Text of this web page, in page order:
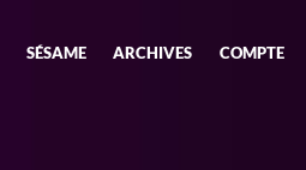
SÉSAME ARCHIVES COMPTE